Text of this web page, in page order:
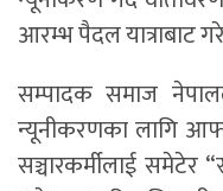
आरम्भ पैदल यात्राबाट
सम्पादक समाज
न्यूनीकरणका लागि
सञ्चारकर्मीलाई समेटेर